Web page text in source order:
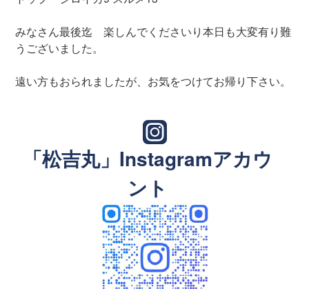
みなさん最後迄 楽しんでくださいり本日も大変有り難
うございました。
遠い方もおられましたが、お気をつけてお帰り下さい。
「松吉丸」Instagramアカウ
ント